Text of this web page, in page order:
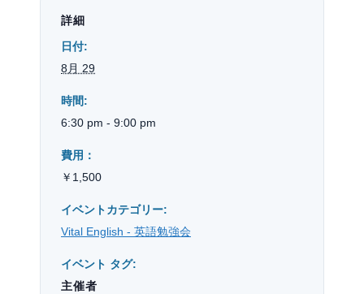
詳細
日付:
8月 29
時間:
6:30 pm - 9:00 pm
費用：
￥1,500
イベントカテゴリー:
Vital English - 英語勉強会
イベント タグ:
主催者